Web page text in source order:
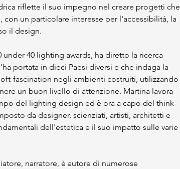
riflette il suo impegno nel creare progetti che
un particolare interesse per l'accessibilità, la
il design.
under 40 lighting awards, ha diretto la ricerca
portata in dieci Paesi diversi e che indaga la
fascination negli ambienti costruiti, utilizzando
un buon livello di attenzione. Martina lavora
del lighting design ed è ora a capo del think-
da designer, scienziati, artisti, architetti e
dell'estetica e il suo impatto sulle varie
narratore, è autore di numerose